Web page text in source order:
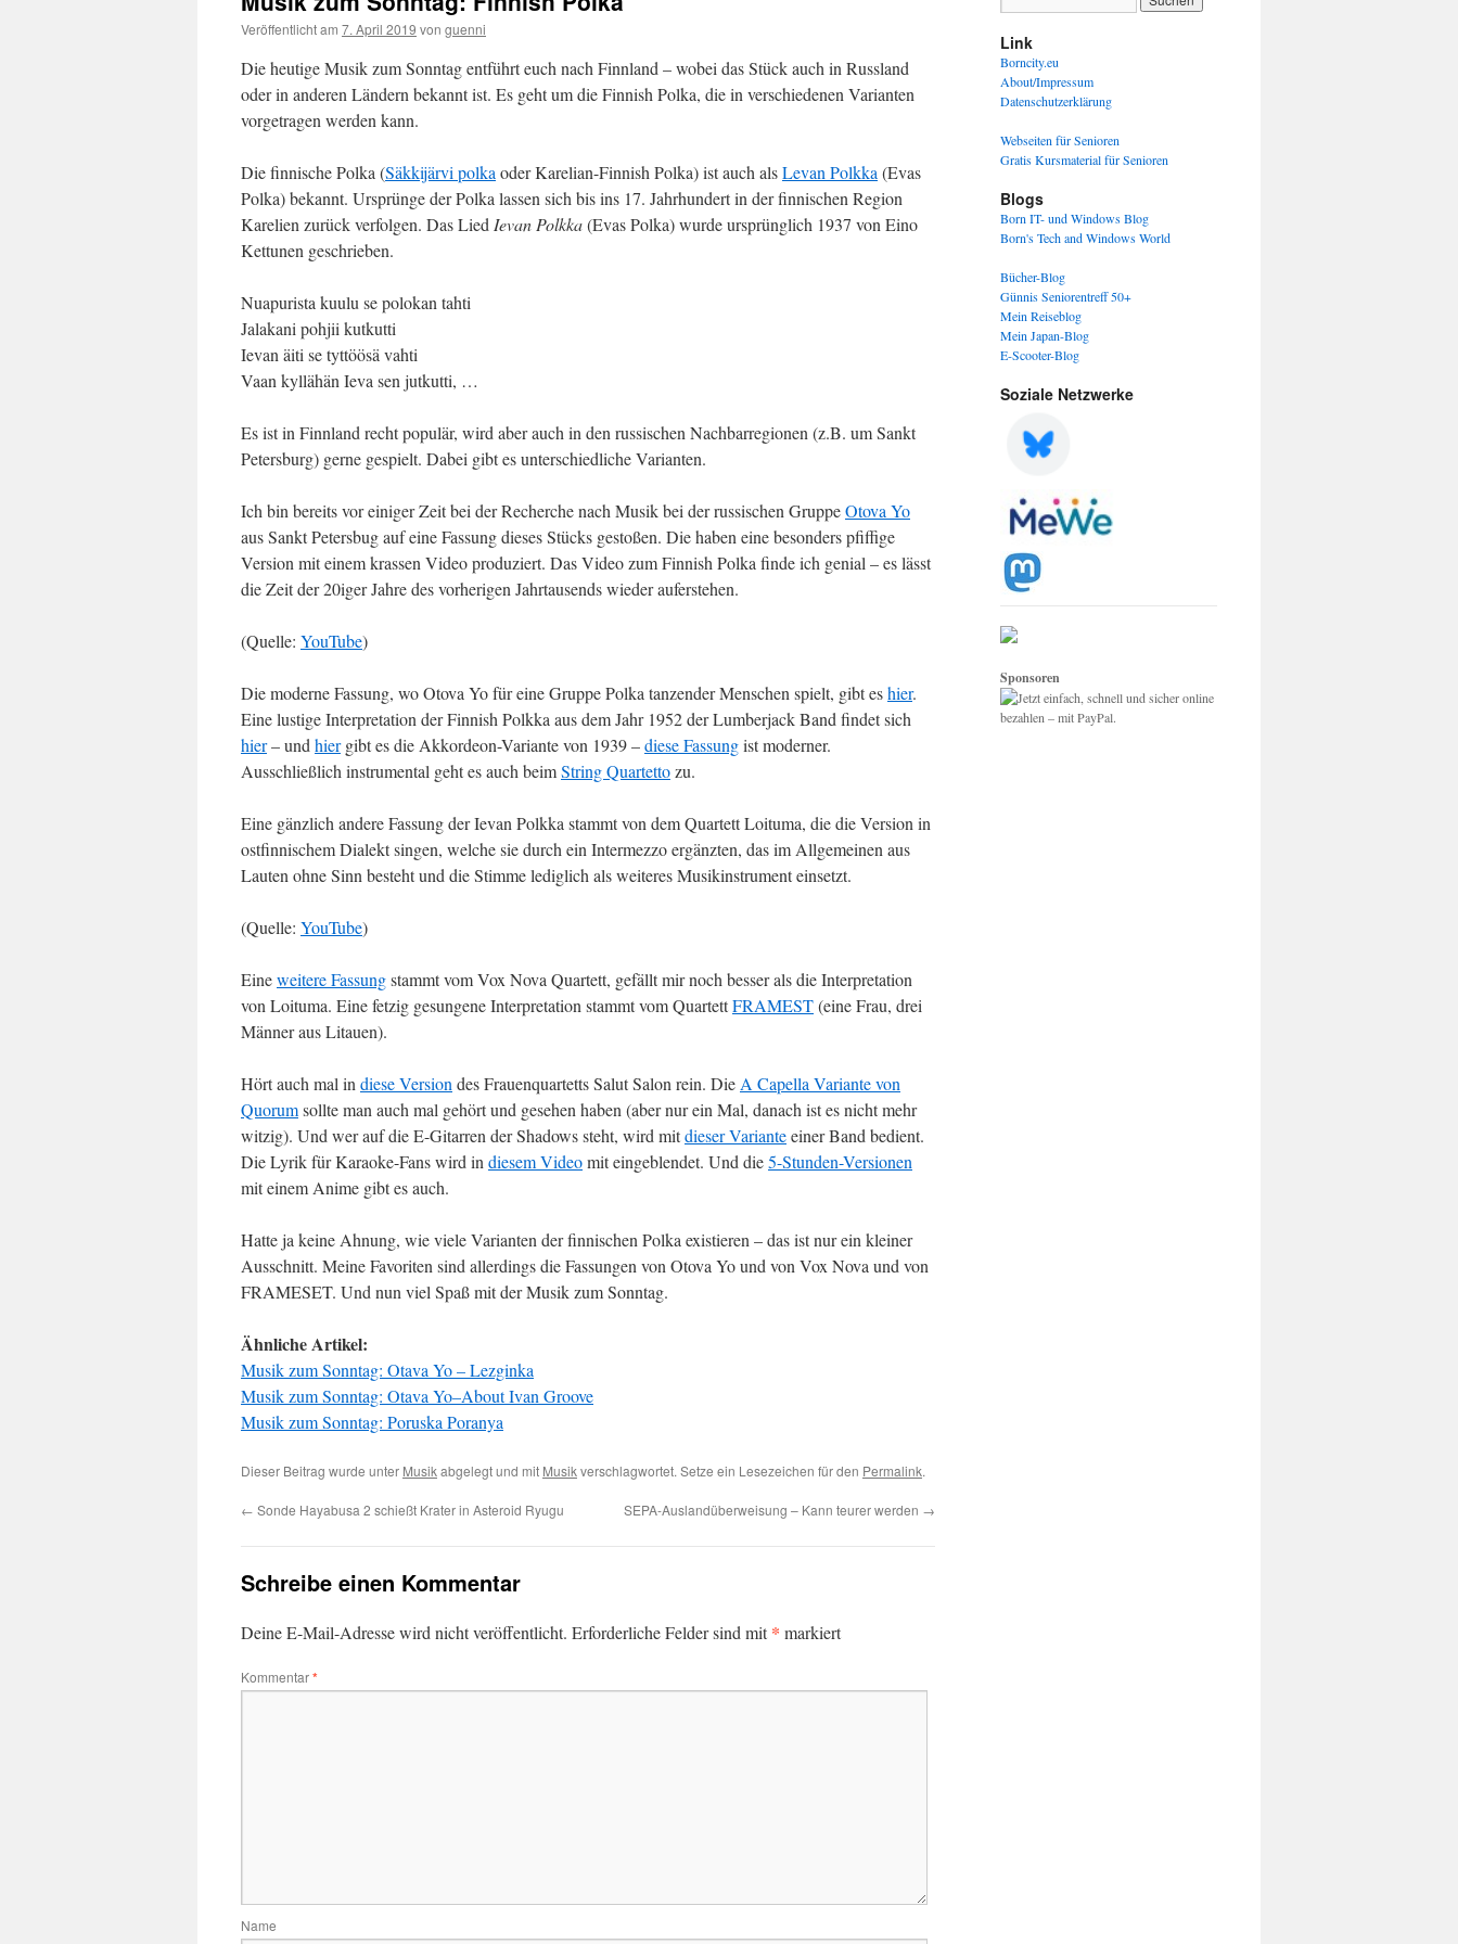
Veröffentlicht am 7. April 2019 von guenni
Die heutige Musik zum Sonntag entführt euch nach Finnland – wobei das Stück auch in Russland
oder in anderen Ländern bekannt ist. Es geht um die Finnish Polka, die in verschiedenen Varianten
vorgetragen werden kann.
Die finnische Polka (Säkkijärvi polka oder Karelian-Finnish Polka) ist auch alsLevan Polkka (Evas
Polka) bekannt. Ursprünge der Polka lassen sich bis ins 17. Jahrhundert in der finnischen Region
Karelien zurück verfolgen. Das Lied Ievan Polkka(Evas Polka) wurde ursprünglich 1937 von Eino
Kettunen geschrieben.
Nuapurista kuulu se polokan tahti
Jalakani pohjii kutkutti
Ievan äiti se tyttöösä vahti
Vaan kyllähän Ieva sen jutkutti, …
Es ist in Finnland recht populär, wird aber auch in den russischen Nachbarregionen (z.B. um Sankt
Petersburg) gerne gespielt. Dabei gibt es unterschiedliche Varianten.
Ich bin bereits vor einiger Zeit bei der Recherche nach Musik bei der russischen GruppeOtova Yo
aus Sankt Petersbug auf eine Fassung dieses Stücks gestoßen. Die haben eine besonders pfiffige
Version mit einem krassen Video produziert. Das Video zum Finnish Polka finde ich genial – es lässt
die Zeit der 20iger Jahre des vorherigen Jahrtausends wieder auferstehen.
(Quelle: YouTube)
Die moderne Fassung, wo Otova Yo für eine Gruppe Polka tanzender Menschen spielt, gibt eshier.
Eine lustige Interpretation der Finnish Polkka aus dem Jahr 1952 der Lumberjack Band findet sich
hier– und hiergibt es die Akkordeon-Variante von 1939 –diese Fassungist moderner.
Ausschließlich instrumental geht es auch beimString Quartettozu.
Eine gänzlich andere Fassung der Ievan Polkka stammt von dem Quartett Loituma, die die Version in
ostfinnischem Dialekt singen, welche sie durch ein Intermezzo ergänzten, das im Allgemeinen aus
Lauten ohne Sinn besteht und die Stimme lediglich als weiteres Musikinstrument einsetzt.
(Quelle: YouTube)
Eineweitere Fassungstammt vom Vox Nova Quartett, gefällt mir noch besser als die Interpretation
von Loituma. Eine fetzig gesungene Interpretation stammt vom QuartettFRAMEST(eine Frau, drei
Männer aus Litauen).
Hört auch mal in diese Version des Frauenquartetts Salut Salon rein. Die A Capella Variante von
Quorumsollte man auch mal gehört und gesehen haben (aber nur ein Mal, danach ist es nicht mehr
witzig). Und wer auf die E-Gitarren der Shadows steht, wird mitdieser Varianteeiner Band bedient.
Die Lyrik für Karaoke-Fans wird in diesem Videomit eingeblendet. Und die5-Stunden-Versionen
mit einem Anime gibt es auch.
Hatte ja keine Ahnung, wie viele Varianten der finnischen Polka existieren – das ist nur ein kleiner
Ausschnitt. Meine Favoriten sind allerdings die Fassungen von Otova Yo und von Vox Nova und von
FRAMESET. Und nun viel Spaß mit der Musik zum Sonntag.
Ähnliche Artikel:
Musik zum Sonntag: Otava Yo – Lezginka
Musik zum Sonntag: Otava Yo–About Ivan Groove
Musik zum Sonntag: Poruska Poranya
Dieser Beitrag wurde unter Musikabgelegt und mit Musikverschlagwortet. Setze ein Lesezeichen für den Permalink.
← Sonde Hayabusa 2 schießt Krater in Asteroid Ryugu SEPA-Auslandüberweisung – Kann teurer werden →
Schreibe einen Kommentar
Deine E-Mail-Adresse wird nicht veröffentlicht. Erforderliche Felder sind mit* markiert
Kommentar*
Name
Link
Borncity.eu
About/Impressum
Datenschutzerklärung
Webseiten für Senioren
Gratis Kursmaterial für Senioren
Blogs
Born IT- und Windows Blog
Born's Tech and Windows World
Bücher-Blog
Günnis Seniorentreff 50+
Mein Reiseblog
Mein Japan-Blog
E-Scooter-Blog
Soziale Netzwerke
Sponsoren